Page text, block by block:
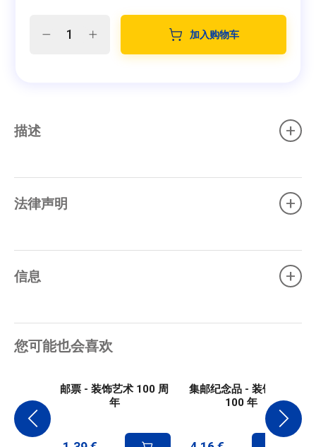
加入购物车
描述 +
法律声明 +
信息 +
您可能也会喜欢
邮票 - 装饰艺术 100 周
年
集邮纪念品 - 装饰艺术
100 年